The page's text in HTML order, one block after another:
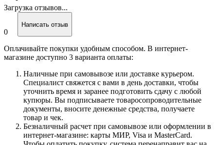
Загрузка отзывов...
0
Написать отзыв
Оплачивайте покупки удобным способом. В интернет-
магазине доступно 3 варианта оплаты:
Наличные при самовывозе или доставке курьером.
Специалист свяжется с вами в день доставки, чтобы
уточнить время и заранее подготовить сдачу с любой
купюры. Вы подписываете товаросопроводительные
документы, вносите денежные средства, получаете
товар и чек.
Безналичный расчет при самовывозе или оформлении в
интернет-магазине: карты МИР, Visa и MasterCard.